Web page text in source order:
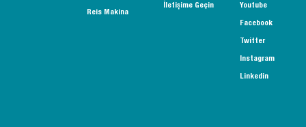
Reis Makina
İletişime Geçin
Youtube
Facebook
Twitter
Instagram
Linkedin